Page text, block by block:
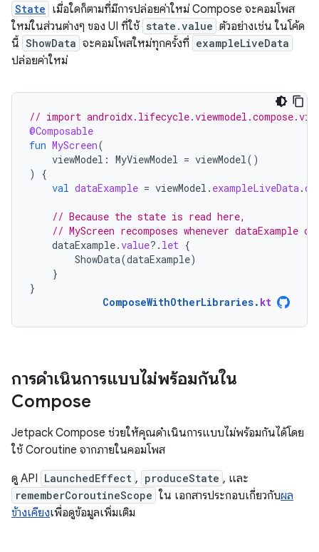
State เมื่อใดก็ตามที่มีการปล่อยค่าใหม่ Compose จะคอมโพส
ใหม่ในส่วนต่างๆ ของ UI ที่ใช้ state.value ตัวอย่างเช่น ในโค้ด
นี้ ShowData จะคอมโพสใหม่ทุกครั้งที่ exampleLiveData
ปล่อยค่าใหม่
// import
@Composable
fun MyScreen(
viewModel : MyViewModel = viewModel()
)
{
val dataExample = viewModel . exampleLiveData.
// Because the state is read here,
// MyScreen recomposes whenever dataExample
dataExample.value?. let {
ShowData(dataExample)
}
}
ComposeWithOtherLibraries. kt
การดำเนินการแบบไม่พร้อมกันใน
Compose
Jetpack Compose ช่วยให้คุณดำเนินการแบบไม่พร้อมกันได้โดย
ใช้ Coroutine จากภายในคอมโพส
ดู API LaunchedEffect , produceState , และ
rememberCoroutineScope ใน เอกสารประกอบเกี่ยวกับผล
ข้างเคียงเพื่อดูข้อมูลเพิ่มเติม